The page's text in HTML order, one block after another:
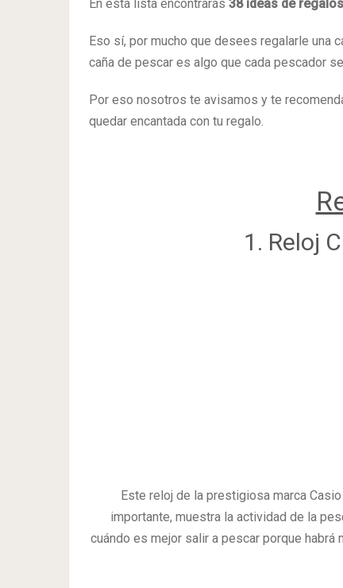
En esta lista encontrarás 38 ideas de
Eso sí, por mucho que desees regalarle una
caña de pescar es algo que cada pescador
Por eso nosotros te avisamos y te
quedar encantada con tu regalo.
1. Reloj
Este reloj de la prestigiosa marca
importante, muestra la actividad de la
cuándo es mejor salir a pescar porque